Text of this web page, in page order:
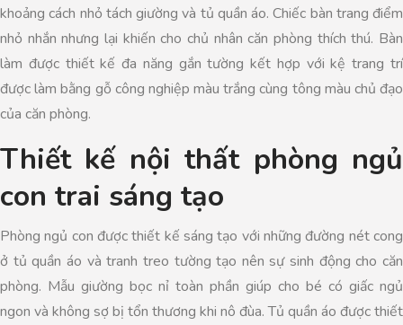
khoảng cách nhỏ tách giường và tủ quần áo. Chiếc bàn trang điểm
nhỏ nhắn nhưng lại khiến cho chủ nhân căn phòng thích thú. Bàn
làm được thiết kế đa năng gắn tường kết hợp với kệ trang trí
được làm bằng gỗ công nghiệp màu trắng cùng tông màu chủ đạo
của căn phòng.
Thiết kế nội thất phòng ngủ
con trai sáng tạo
Phòng ngủ con được thiết kế sáng tạo với những đường nét cong
ở tủ quần áo và tranh treo tường tạo nên sự sinh động cho căn
phòng. Mẫu giường bọc nỉ toàn phần giúp cho bé có giấc ngủ
ngon và không sợ bị tổn thương khi nô đùa. Tủ quần áo được thiết